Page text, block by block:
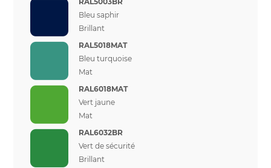
Bleu saphir
Brillant
RAL5018MAT
Bleu turquoise
Mat
RAL6018MAT
Vert jaune
Mat
RAL6032BR
Vert de sécurité
Brillant